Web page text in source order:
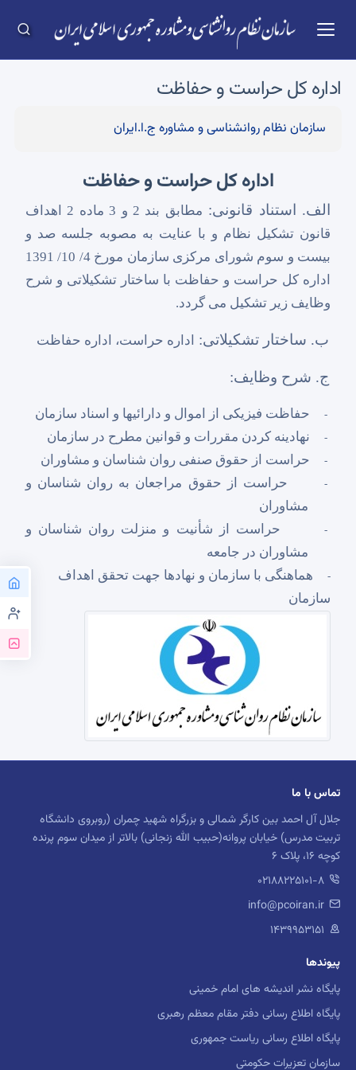
اداره کل حراست و حفاظت
سازمان نظام روانشناسی و مشاوره ج.ا.ایران
اداره کل حراست و حفاظت
الف. استناد قانونی:
مطابق بند 2 و 3 ماده 2 اهداف
قانون تشکیل نظام و با عنایت به مصوبه جلسه صد و
بیست و سوم شورای مرکزی سازمان مورخ 4/ 10/ 1391
اداره کل حراست و حفاظت با ساختار تشکیلاتی و شرح
وظایف زیر تشکیل می گردد.
ب. ساختار تشکیلاتی: اداره حراست، اداره حفاظت
ج. شرح وظایف:
- حفاظت فیزیکی از اموال و دارائیها و اسناد سازمان
- نهادینه کردن مقررات و قوانین مطرح در سازمان
- حراست از حقوق صنفی روان شناسان و مشاوران
-
حراست از حقوق مراجعان به روان شناسان و
مشاوران
-
حراست از شأنیت و منزلت روان شناسان و
مشاوران در جامعه
-
هماهنگی با سازمان و نهادها جهت تحقق اهداف
سازمان
تماس با ما
جلال آل احمد بین کارگر شمالی و بزرگراه شهید چمران (روبروی دانشگاه
تربیت مدرس) خیابان پروانه(حبیب الله زنجانی) بالاتر از میدان سوم پرنده
کوچه 16، پلاک 6
02188225101-8
info@pcoiran.ir
۱۴۳۹۹۵۳۱۵۱
پیوندها
پایگاه نشر اندیشه های امام خمینی
پایگاه اطلاع رسانی دفتر مقام معظم رهبری
پایگاه اطلاع رسانی ریاست جمهوری
سازمان تعزیرات حکومتی